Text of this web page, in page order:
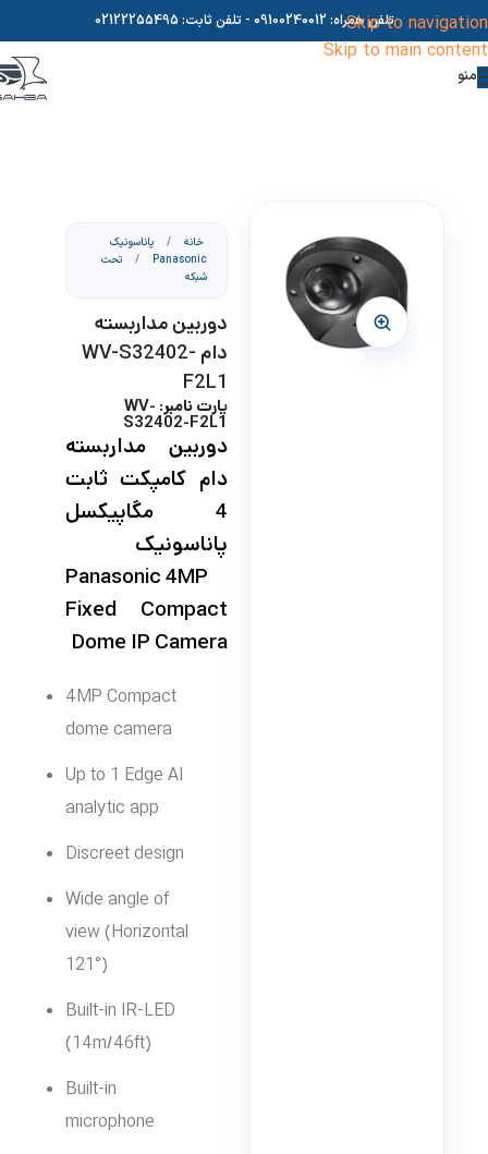
Skip to navigation
Skip to main content
تلفن همراه: 09100240012 - تلفن ثابت: 02122255495
منو
خانه /
پاناسونیک
Panasonic
/
تحت
شبکه
دوربین مداربسته
دام WV-S32402-
F2L1
پارت نامبر: WV-
S32402-F2L1
دوربین مداربسته
دام کامپکت ثابت
4 مگاپیکسل
پاناسونیک
Panasonic 4MP
Fixed Compact
Dome IP Camera
4MP Compact
dome camera
Up to 1 Edge AI
analytic app
Discreet design
Wide angle of
view (Horizontal
121°)
Built-in IR-LED
(14m/46ft)
Built-in
microphone